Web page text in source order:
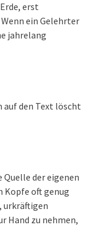
erst
ein Gelehrter
jahrelang
auf den Text löscht
Quelle der eigenen
Kopfe oft genug
urkräftigen
Hand zu nehmen,